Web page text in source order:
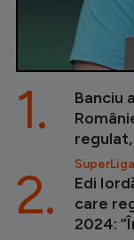
Banciu
SuperLiga
1.
Edi
care
2024:
2.